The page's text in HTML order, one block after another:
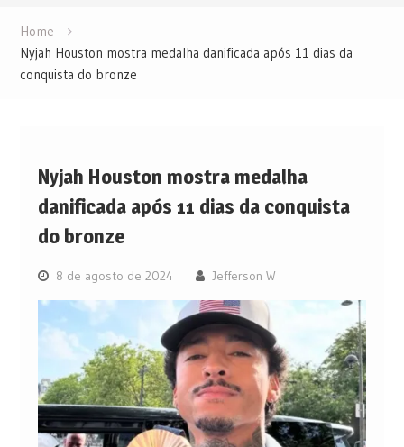
Home
Nyjah Houston mostra medalha danificada após 11 dias da
conquista do bronze
Nyjah Houston mostra medalha
danificada após 11 dias da conquista
do bronze
8 de agosto de 2024 Jefferson W